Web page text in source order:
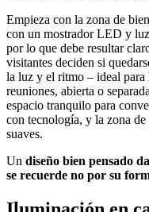
Empieza con la zona de
con un mostrador LED y
por lo que debe resultar
visitantes deciden si
la luz y el ritmo – ideal
reuniones, abierta o
espacio tranquilo para
con tecnología, y la zona
suaves.
Un diseño bien pensado
se recuerde no por su